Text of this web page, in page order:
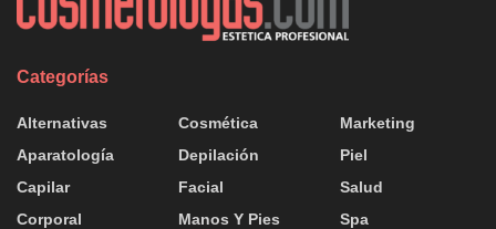
Categorías
Alternativas
Aparatología
Capilar
Corporal
Cosmética
Depilación
Facial
Manos Y Pies
Marketing
Piel
Salud
Spa